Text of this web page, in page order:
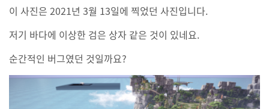
이 사진은 2021년 3월 13일에 찍었던 사진입니다.
저기 바다에 이상한 검은 상자 같은 것이 있네요.
순간적인 버그였던 것일까요?